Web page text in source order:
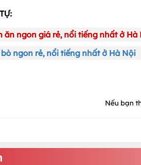
ăn ngon giá rẻ, nổi tiếng nhất ở Hà
ngon rẻ, nổi tiếng nhất ở Hà Nội
Nếu bạn